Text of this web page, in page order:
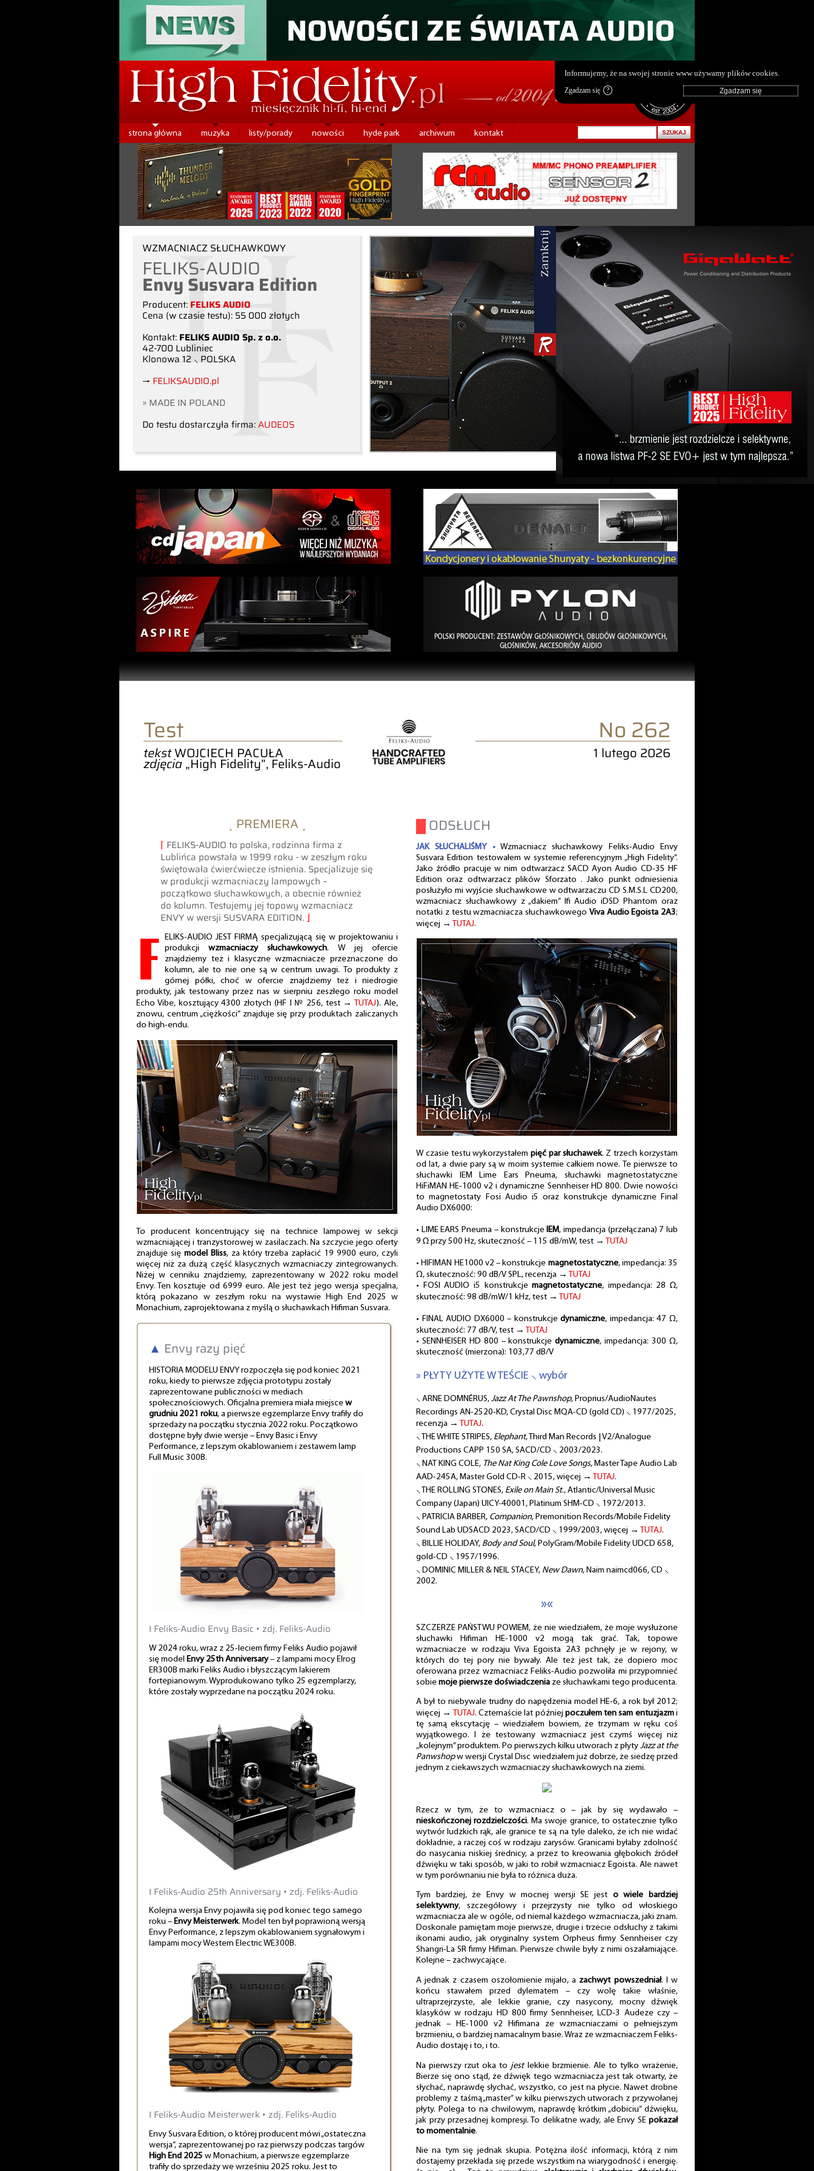
strona główna muzyka listy/porady nowości hyde park archiwum kontakt
WZMACNIACZ SŁUCHAWKOWY
FELIKS-AUDIO
Envy Susvara Edition
Producent: FELIKS AUDIO
Cena (w czasie testu): 55 000 złotych
Kontakt: FELIKS AUDIO Sp. z o.o.
42-700 Lubliniec
Klonowa 12 ⸜ POLSKA
→ FELIKSAUDIO.pl
» MADE IN POLAND
Do testu dostarczyła firma:AUDEOS
Test
tekstWOJCIECH PACUŁA
zdjęcia„High Fidelity”, Feliks-Audio
No 262
1 lutego 2026
˻ PREMIERA ˼
⌈ FELIKS-AUDIO to polska, rodzinna firma z
Lublińca powstała w 1999 roku - w zeszłym roku
świętowała ćwierćwiecze istnienia. Specjalizuje się
w produkcji wzmacniaczy lampowych –
początkowo słuchawkowych, a obecnie również
do kolumn. Testujemy jej topowy wzmacniacz
ENVY w wersji SUSVARA EDITION. ⌋
F ELIKS-AUDIO JEST FIRMĄ specjalizującą się w projektowaniu i
produkcjiwzmacniaczy słuchawkowych. W jej ofercie
znajdziemy też i klasyczne wzmacniacze przeznaczone do
kolumn, ale to nie one są w centrum uwagi. To produkty z
górnej półki, choć w ofercie znajdziemy też i niedrogie
produkty, jak testowany przez nas w sierpniu zeszłego roku model
Echo Vibe, kosztujący 4300 złotych (HF ‖ № 256, test → TUTAJ). Ale,
znowu, centrum „ciężkości” znajduje się przy produktach zaliczanych
do high-endu.
To producent koncentrujący się na technice lampowej w sekcji
wzmacniającej i tranzystorowej w zasilaczach. Na szczycie jego oferty
znajduje się model Bliss, za który trzeba zapłacić 19 9900 euro, czyli
więcej niż za dużą część klasycznych wzmacniaczy zintegrowanych.
Niżej w cenniku znajdziemy, zaprezentowany w 2022 roku model
Envy. Ten kosztuje od 6999 euro. Ale jest też jego wersja specjalna,
którą pokazano w zeszłym roku na wystawie High End 2025 w
Monachium, zaprojektowana z myślą o słuchawkach Hifiman Susvara.
▲ Envy razy pięć
HISTORIA MODELU ENVY rozpoczęła się pod koniec 2021
roku, kiedy to pierwsze zdjęcia prototypu zostały
zaprezentowane publiczności w mediach
społecznościowych. Oficjalna premiera miała miejsce w
grudniu 2021 roku, a pierwsze egzemplarze Envy trafiły do
sprzedaży na początku stycznia 2022 roku. Początkowo
dostępne były dwie wersje – Envy Basic i Envy
Performance, z lepszym okablowaniem i zestawem lamp
Full Music 300B.
‖ Feliks-Audio Envy Basic • zdj. Feliks-Audio
W 2024 roku, wraz z 25-leciem firmy Feliks Audio pojawił
się model Envy 25th Anniversary– z lampami mocy Elrog
ER300B marki Feliks Audio i błyszczącym lakierem
fortepianowym. Wyprodukowano tylko 25 egzemplarzy,
które zostały wyprzedane na początku 2024 roku.
‖ Feliks-Audio 25th Anniversary • zdj. Feliks-Audio
Kolejna wersja Envy pojawiła się pod koniec tego samego
roku – Envy Meisterwerk. Model ten był poprawioną wersją
Envy Performance, z lepszym okablowaniem sygnałowym i
lampami mocy Western Electric WE300B.
‖ Feliks-Audio Meisterwerk • zdj. Feliks-Audio
Envy Susvara Edition, o której producent mówi „ostateczna
wersja”, zaprezentowanej po raz pierwszy podczas targów
High End 2025 w Monachium, a pierwsze egzemplarze
trafiły do sprzedaży we wrześniu 2025 roku. Jest to
▓ODSŁUCH
JAK SŁUCHALIŚMY •Wzmacniacz słuchawkowy Feliks-Audio Envy
Susvara Edition testowałem w systemie referencyjnym „High Fidelity”.
Jako źródło pracuje w nim odtwarzacz SACD Ayon Audio CD-35 HF
Edition oraz odtwarzacz plików Sforzato . Jako punkt odniesienia
posłużyło mi wyjście słuchawkowe w odtwarzaczu CD S.M.S.L CD200,
wzmacniacz słuchawkowy z „dakiem” Ifi Audio iDSD Phantom oraz
notatki z testu wzmacniacza słuchawkowego Viva Audio Egoista 2A3;
więcej → TUTAJ.
W czasie testu wykorzystałempięć par słuchawek. Z trzech korzystam
od lat, a dwie pary są w moim systemie całkiem nowe. Te pierwsze to
słuchawki IEM Lime Ears Pneuma, słuchawki magnetostatyczne
HiFiMAN HE-1000 v2 i dynamiczne Sennheiser HD 800. Dwie nowości
to magnetostaty Fosi Audio i5 oraz konstrukcje dynamiczne Final
Audio DX6000:
• LIME EARS Pneuma – konstrukcje IEM, impedancja (przełączana) 7 lub
9 Ω przy 500 Hz, skuteczność – 115 dB/mW, test →
TUTAJ
• HIFIMAN HE1000 v2 – konstrukcje magnetostatyczne, impedancja: 35
Ω, skuteczność: 90 dB/V SPL, recenzja →
TUTAJ
• FOSI AUDIO i5 konstrukcjemagnetostatyczne, impedancja: 28 Ω,
skuteczność: 98 dB/mW/1 kHz, test →
TUTAJ
• FINAL AUDIO DX6000 – konstrukcjedynamiczne, impedancja: 47 Ω,
skuteczność: 77 dB/V, test →
TUTAJ
• SENNHEISER HD 800 – konstrukcjedynamiczne, impedancja: 300 Ω,
skuteczność (mierzona): 103,77 dB/V
» PŁYTY UŻYTE W TEŚCIE ⸜ wybór
⸜ ARNE DOMNÉRUS, Jazz At The Pawnshop, Proprius/AudioNautes
Recordings AN-2520-KD, Crystal Disc MQA-CD (gold CD) ⸜ 1977/2025,
recenzja → TUTAJ.
⸜ THE WHITE STRIPES, Elephant, Third Man Records | V2/Analogue
Productions CAPP 150 SA, SACD/CD ⸜ 2003/2023.
⸜ NAT KING COLE, The Nat King Cole Love Songs, Master Tape Audio Lab
AAD-245A, Master Gold CD-R ⸜ 2015, więcej → TUTAJ.
⸜ THE ROLLING STONES, Exile on Main St., Atlantic/Universal Music
Company (Japan) UICY-40001, Platinum SHM-CD ⸜ 1972/2013.
⸜ PATRICIA BARBER, Companion, Premonition Records/Mobile Fidelity
Sound Lab UDSACD 2023, SACD/CD ⸜ 1999/2003, więcej → TUTAJ.
⸜ BILLIE HOLIDAY, Body and Soul, PolyGram/Mobile Fidelity UDCD 658,
gold-CD ⸜ 1957/1996.
⸜ DOMINIC MILLER & NEIL STACEY, New Dawn, Naim naimcd066, CD ⸜
2002.
»«
SZCZERZE PAŃSTWU POWIEM, że nie wiedziałem, że moje wysłużone
słuchawki Hifiman HE-1000 v2 mogą tak grać. Tak, topowe
wzmacniacze w rodzaju Viva Egoista 2A3 pchnęły je w rejony, w
których do tej pory nie bywały. Ale też jest tak, że dopiero moc
oferowana przez wzmacniacz Feliks-Audio pozwoliła mi przypomnieć
sobie moje pierwsze doświadczenia ze słuchawkami tego producenta.
A był to niebywale trudny do napędzenia model HE-6, a rok był 2012;
więcej → TUTAJ. Czternaście lat później poczułem ten sam entuzjazmi
tę samą ekscytację – wiedziałem bowiem, że trzymam w ręku coś
wyjątkowego. I że testowany wzmacniacz jest czymś więcej niż
„kolejnym” produktem. Po pierwszych kilku utworach z płyty Jazz at the
Panwshopw wersji Crystal Disc wiedziałem już dobrze, że siedzę przed
jednym z ciekawszych wzmacniaczy słuchawkowych na ziemi.
Rzecz w tym, że to wzmacniacz o – jak by się wydawało –
nieskończonej rozdzielczości. Ma swoje granice, to ostatecznie tylko
wytwór ludzkich rąk, ale granice te są na tyle daleko, że ich nie widać
dokładnie, a raczej coś w rodzaju zarysów. Granicami byłaby zdolność
do nasycania niskiej średnicy, a przez to kreowania głębokich źródeł
dźwięku w taki sposób, w jaki to robił wzmacniacz Egoista. Ale nawet
w tym porównaniu nie była to różnica duża.
Tym bardziej, że Envy w mocnej wersji SE jest o wiele bardziej
selektywny, szczegółowy i przejrzysty nie tylko od włoskiego
wzmacniacza ale w ogóle, od niemal każdego wzmacniacza, jaki znam.
Doskonale pamiętam moje pierwsze, drugie i trzecie odsłuchy z takimi
ikonami audio, jak oryginalny system Orpheus firmy Sennheiser czy
Shangri-La SR firmy Hifiman. Pierwsze chwile były z nimi oszałamiające.
Kolejne – zachwycające.
A jednak z czasem oszołomienie mijało, a zachwyt powszedniał. I w
końcu stawałem przed dylematem – czy wolę takie właśnie,
ultraprzejrzyste, ale lekkie granie, czy nasycony, mocny dźwięk
klasyków w rodzaju HD 800 firmy Sennheiser, LCD-3 Audeze czy –
jednak – HE-1000 v2 Hifimana ze wzmacniaczami o pełniejszym
brzmieniu, o bardziej namacalnym basie. Wraz ze wzmacniaczem Feliks-
Audio dostaję i to, i to.
Na pierwszy rzut oka to jestlekkie brzmienie. Ale to tylko wrażenie,
Bierze się ono stąd, że dźwięk tego wzmacniacza jest tak otwarty, że
słychać, naprawdę słychać, wszystko, co jest na płycie. Nawet drobne
problemy z taśmą „master” w kilku pierwszych utworach z przywołanej
płyty. Polega to na chwilowym, naprawdę krótkim „dobiciu” dźwięku,
jak przy przesadnej kompresji. To delikatne wady, ale Envy SE pokazał
to momentalnie.
Nie na tym się jednak skupia. Potężna ilość informacji, którą z nim
dostajemy przekłada się przede wszystkim na wiarygodność i energię.
Informujemy, że na swojej stronie www używamy plików cookies.
Zgadzam się ?